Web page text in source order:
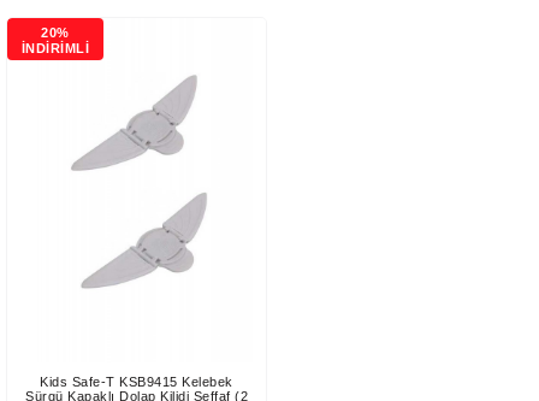
20%
İNDİRİMLİ
Kids Safe-T KSB9415 Kelebek
Sürgü Kapaklı Dolap Kilidi Şeffaf (2